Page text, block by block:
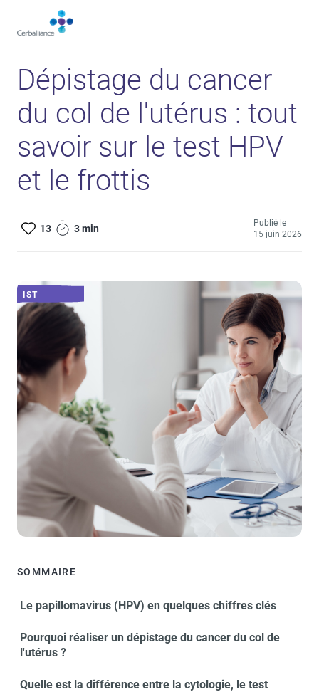
contenu
Dépistage du cancer
du col de l'utérus : tout
savoir sur le test HPV
et le frottis
13 3 min
Publié le
15 juin 2026
IST
SOMMAIRE
Le papillomavirus (HPV) en quelques chiffres clés
Pourquoi réaliser un dépistage du cancer du col de
l'utérus ?
Quelle est la différence entre la cytologie, le test